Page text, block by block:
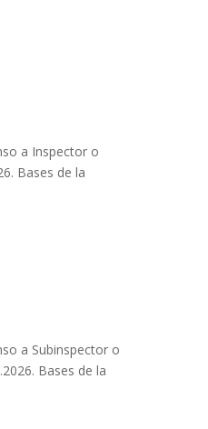
a Inspector o
Bases de la
a Subinspector o
Bases de la